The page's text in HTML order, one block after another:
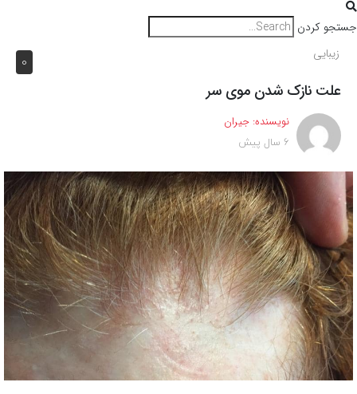
جستجو کردن
0 زیبایی
علت نازک شدن موی سر
نویسنده: جیران
6 سال پیش